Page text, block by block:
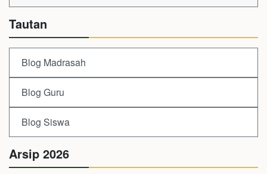
Tautan
Blog Madrasah
Blog Guru
Blog Siswa
Arsip 2026